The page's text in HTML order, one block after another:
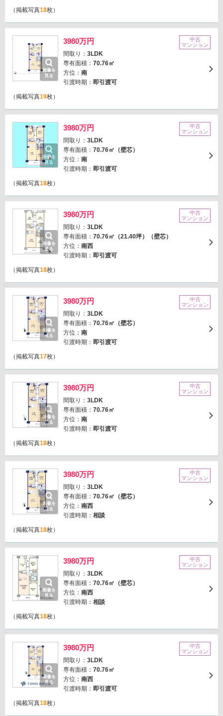
（掲載写真18枚）
画像を
見る
3980万円
間取り： 3LDK
専有面積： 70.76㎡
方位： 南
引渡時期： 即引渡可
中古
マンション
（掲載写真19枚）
画像を
見る
3980万円
間取り： 3LDK
専有面積： 70.76㎡（壁芯）
方位： 南
引渡時期： 即引渡可
中古
マンション
（掲載写真18枚）
画像を
見る
3980万円
間取り： 3LDK
専有面積： 70.76㎡（21.40坪）（壁芯）
方位： 南西
引渡時期： 即引渡可
中古
マンション
（掲載写真18枚）
画像を
見る
3980万円
間取り： 3LDK
専有面積： 70.76㎡（壁芯）
方位： 南
引渡時期： 即引渡可
中古
マンション
（掲載写真17枚）
画像を
見る
3980万円
間取り： 3LDK
専有面積： 70.76㎡
方位： 南
引渡時期： 即引渡可
中古
マンション
（掲載写真18枚）
画像を
見る
3980万円
間取り： 3LDK
専有面積： 70.76㎡（壁芯）
方位： 南西
引渡時期： 相談
中古
マンション
（掲載写真18枚）
画像を
見る
3980万円
間取り： 3LDK
専有面積： 70.76㎡（壁芯）
方位： 南西
引渡時期： 相談
中古
マンション
（掲載写真18枚）
画像を
見る
3980万円
間取り： 3LDK
専有面積： 70.76㎡
方位： 南西
引渡時期： 即引渡可
中古
マンション
（掲載写真18枚）